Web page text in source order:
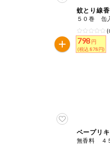
蚊とり線
５０巻 缶
798 円
(税込 878円)
ベープリ
無香料 ４